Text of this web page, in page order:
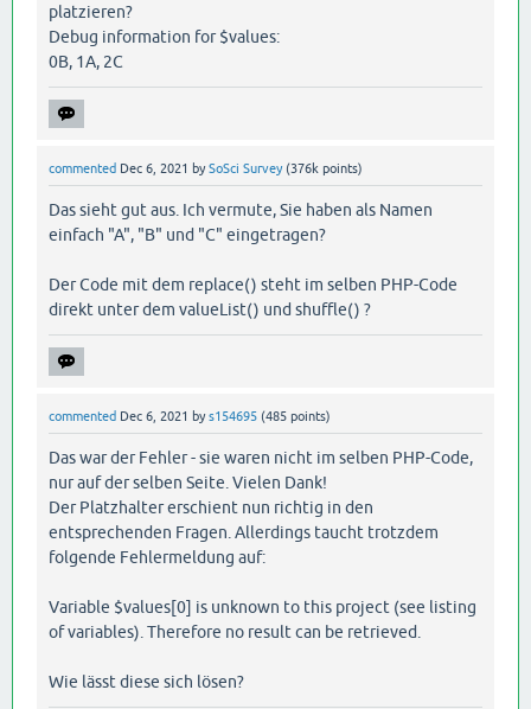
platzieren?
Debug information for $values:
0B, 1A, 2C
commented Dec 6, 2021 bySoSci Survey (376k points)
Das sieht gut aus. Ich vermute, Sie haben als Namen
einfach "A", "B" und "C" eingetragen?
Der Code mit dem replace() steht im selben PHP-Code
direkt unter dem valueList() und shuffle() ?
commented Dec 6, 2021 bys154695 (485 points)
Das war der Fehler - sie waren nicht im selben PHP-Code,
nur auf der selben Seite. Vielen Dank!
Der Platzhalter erschient nun richtig in den
entsprechenden Fragen. Allerdings taucht trotzdem
folgende Fehlermeldung auf:
Variable $values[0] is unknown to this project (see listing
of variables). Therefore no result can be retrieved.
Wie lässt diese sich lösen?